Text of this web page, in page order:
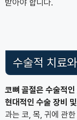
받아야 합니다.
수술적 치료
코뼈 골절은 수술적
현대적인 수술 장비
과는 코, 목, 귀에 관